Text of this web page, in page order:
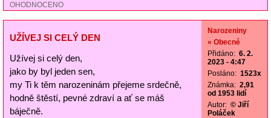
OHODNOCENO
UŽÍVEJ SI CELÝ DEN
Užívej si celý den,
jako by byl jeden sen,
my Ti k těm narozeninám přejeme srdečně,
hodně štěstí, pevné zdraví a ať se máš
báječně.
Narozeniny
» Obecné
Přidáno: 6. 2.
2023 - 4:47
Posláno: 1523x
Známka: 2,91
od 1953 lidí
Autor: © Jiří
Poláček